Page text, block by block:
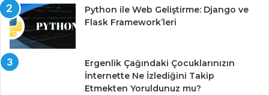
Python ile Web Geliştirme: Django ve
Flask Framework’leri
Ergenlik Çağındaki Çocuklarınızın
İnternette Ne İzlediğini Takip
Etmekten Yoruldunuz mu?